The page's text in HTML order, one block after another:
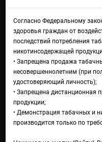
Жидкость
Salt Sour
Согласно Федеральному
здоровья граждан от
последствий потребления
никотинсодержащей
• Запрещена продажа
несовершеннолетним (при
удостоверяющий личность);
• Запрещена дистанционная
продукции;
• Демонстрация табачных и
производится только по